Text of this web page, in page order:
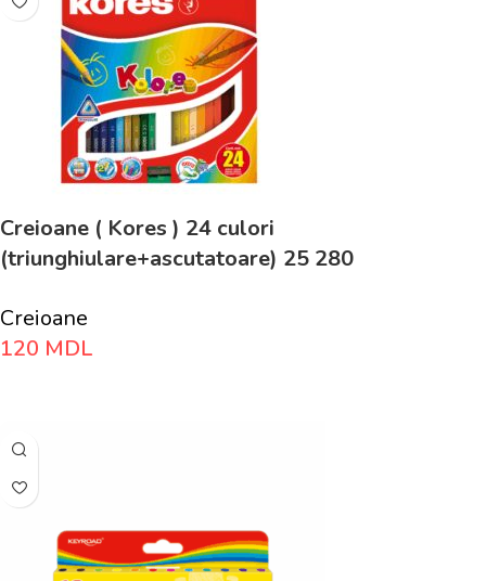
Creioane ( Kores ) 24 culori
(triunghiulare+ascutatoare) 25 280
Creioane
120 MDL